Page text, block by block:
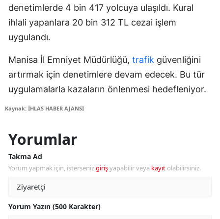
denetimlerde 4 bin 417 yolcuya ulaşıldı. Kural
ihlali yapanlara 20 bin 312 TL cezai işlem
uygulandı.
Manisa İl Emniyet Müdürlüğü, trafik güvenliğini
artırmak için denetimlere devam edecek. Bu tür
uygulamalarla kazaların önlenmesi hedefleniyor.
Kaynak: İHLAS HABER AJANSI
Yorumlar
Takma Ad
Yorum yapmak için, istersenizgirişyapabilir veya kayıt olabilirsiniz.
Yorum Yazın (500 Karakter)